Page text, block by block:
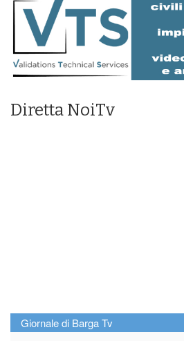
Diretta NoiTv
Giornale di Barga Tv